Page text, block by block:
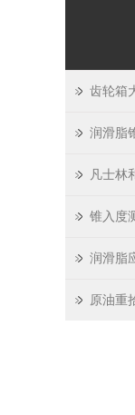
齿轮箱
润滑脂
锥入度
润滑脂